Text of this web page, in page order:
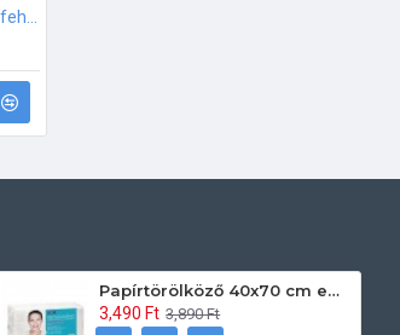
Papírtörölköző 40x70 cm egyszerhasználatos 60db/csomag
3,490 Ft 3,890 Ft